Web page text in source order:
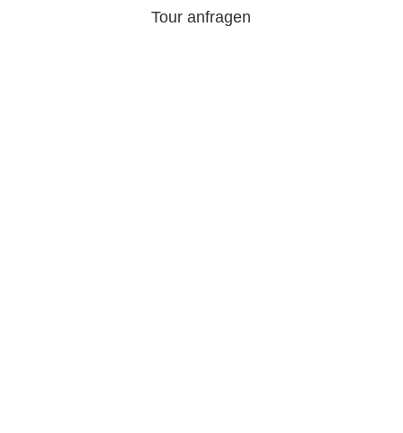
Tour anfragen